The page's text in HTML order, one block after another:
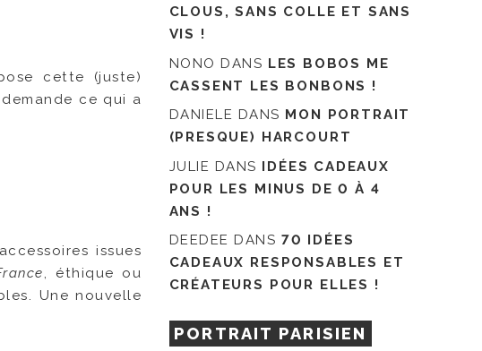
cette (juste)
ce qui a
issues
, éthique ou
Une nouvelle
CLOUS, SANS COLLE ET SANS
VIS !
NONO DANS LES BOBOS ME
CASSENT LES BONBONS !
DANIELE DANS MON PORTRAIT
(PRESQUE) HARCOURT
JULIE DANS IDÉES CADEAUX
POUR LES MINUS DE 0 À 4
ANS !
DEEDEE DANS 70 IDÉES
CADEAUX RESPONSABLES ET
CRÉATEURS POUR ELLES !
PORTRAIT PARISIEN